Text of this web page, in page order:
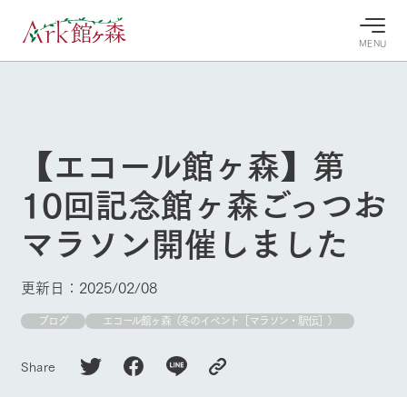
MENU
牧場へ行
よく見られている情報
今日の牧
場・営業
案内
本日の営業時間
や牧場の天気、
ガーデンの開花
状況などを毎日
イベン
ト/フェ
ア
ント・フェアの
情報やスケジュ
牧場の楽
しみ方
の楽しみ方をナ
ビゲート
ホーム
Ark館ヶ森について
牧場に行く
私たちの取り組み
【エコール館ヶ森】第
10回記念館ヶ森ごっつお
マラソン開催しました
更新日：2025/02/08
ブログ エコール館ヶ森（冬のイベント［マラソン・駅伝］）
Share